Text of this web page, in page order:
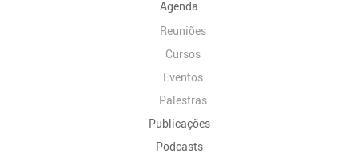
Agenda
Reuniões
Cursos
Eventos
Palestras
Publicações
Podcasts